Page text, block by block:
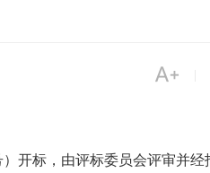

开标， 由评标委员会评审并经